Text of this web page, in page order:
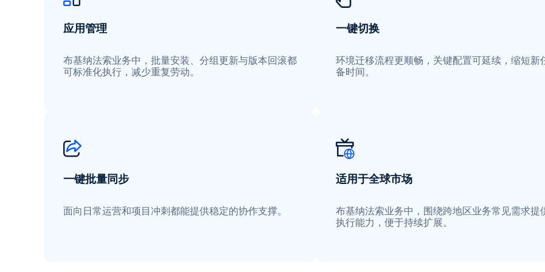
应用管理
布基纳法索业务中，批量安装、分组更新与版本回滚都
可标准化执行，减少重复劳动。
一键切换
环境迁移流程更顺畅，关键配置可延续，缩短新
备时间。
一键批量同步
面向日常运营和项目冲刺都能提供稳定的协作支撑。
适用于全球市场
布基纳法索业务中，围绕跨地区业务常见需求提
执行能力，便于持续扩展。